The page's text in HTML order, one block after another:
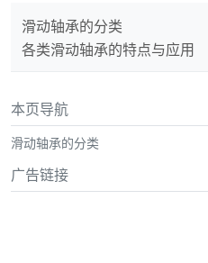
滑动轴承的分类
各类滑动轴承的特点与应用
本页导航
滑动轴承的分类
广告链接